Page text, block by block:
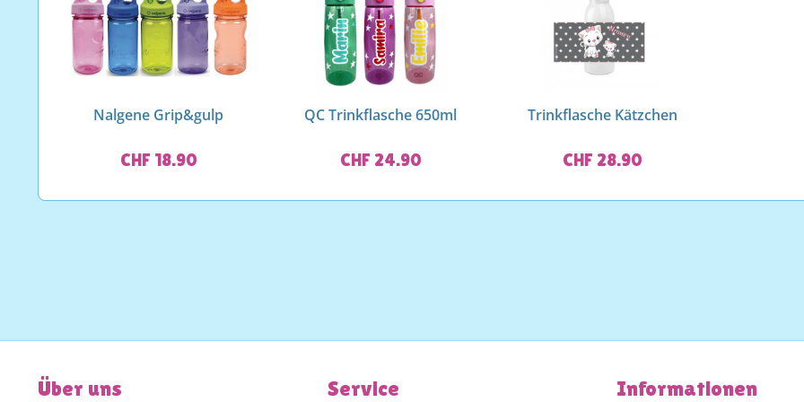
Nalgene Grip&gulp
CHF 18.90
QC Trinkflasche 650ml
CHF 24.90
Trinkflasche Kätzchen
CHF 28.90
Über uns Service Informationen